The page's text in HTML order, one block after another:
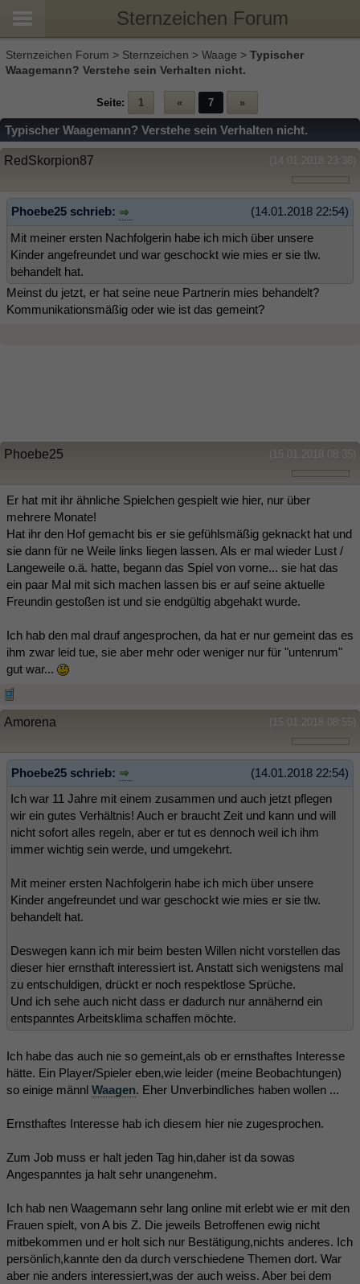
Sternzeichen Forum
Sternzeichen Forum > Sternzeichen > Waage > Typischer
Waagemann? Verstehe sein Verhalten nicht.
Seite: 1 « 7 »
Typischer Waagemann? Verstehe sein Verhalten nicht.
(14.01.2018 23:38)
RedSkorpion87
(14.01.2018 22:54)
Phoebe25 schrieb:
Mit meiner ersten Nachfolgerin habe ich mich über unsere
Kinder angefreundet und war geschockt wie mies er sie tlw.
behandelt hat.
Meinst du jetzt, er hat seine neue Partnerin mies behandelt?
Kommunikationsmäßig oder wie ist das gemeint?
(15.01.2018 08:35)
Phoebe25
Er hat mit ihr ähnliche Spielchen gespielt wie hier, nur über
mehrere Monate!
Hat ihr den Hof gemacht bis er sie gefühlsmäßig geknackt hat und
sie dann für ne Weile links liegen lassen. Als er mal wieder Lust /
Langeweile o.ä. hatte, begann das Spiel von vorne... sie hat das
ein paar Mal mit sich machen lassen bis er auf seine aktuelle
Freundin gestoßen ist und sie endgültig abgehakt wurde.
Ich hab den mal drauf angesprochen, da hat er nur gemeint das es
ihm zwar leid tue, sie aber mehr oder weniger nur für "untenrum"
gut war...
(15.01.2018 08:55)
Amorena
(14.01.2018 22:54)
Phoebe25 schrieb:
Ich war 11 Jahre mit einem zusammen und auch jetzt pflegen
wir ein gutes Verhältnis! Auch er braucht Zeit und kann und will
nicht sofort alles regeln, aber er tut es dennoch weil ich ihm
immer wichtig sein werde, und umgekehrt.
Mit meiner ersten Nachfolgerin habe ich mich über unsere
Kinder angefreundet und war geschockt wie mies er sie tlw.
behandelt hat.
Deswegen kann ich mir beim besten Willen nicht vorstellen das
dieser hier ernsthaft interessiert ist. Anstatt sich wenigstens mal
zu entschuldigen, drückt er noch respektlose Sprüche.
Und ich sehe auch nicht dass er dadurch nur annähernd ein
entspanntes Arbeitsklima schaffen möchte.
Ich habe das auch nie so gemeint,als ob er ernsthaftes Interesse
hätte. Ein Player/Spieler eben,wie leider (meine Beobachtungen)
so einige männl Waagen. Eher Unverbindliches haben wollen ...
Ernsthaftes Interesse hab ich diesem hier nie zugesprochen.
Zum Job muss er halt jeden Tag hin,daher ist da sowas
Angespanntes ja halt sehr unangenehm.
Ich hab nen Waagemann sehr lang online mit erlebt wie er mit den
Frauen spielt, von A bis Z. Die jeweils Betroffenen ewig nicht
mitbekommen und er holt sich nur Bestätigung,nichts anderes. Ich
persönlich,kannte den da durch verschiedene Themen dort. War
aber nie anders interessiert,was der auch weiss. Aber bei dem